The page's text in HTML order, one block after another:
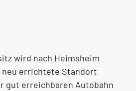
wird nach Heimsheim
neu errichtete Standort
gut erreichbaren Autobahn